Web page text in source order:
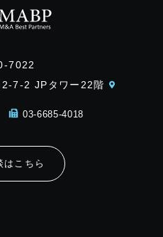
7022
2-7-2 JPタワー22階
03-6685-4018
はこちら